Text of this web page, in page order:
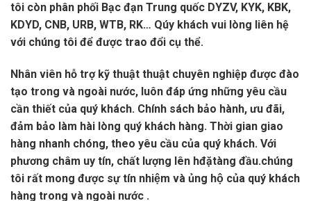
tôi còn phân phối Bạc đạn Trung quốc DYZV, KYK, KBK,
KDYD, CNB, URB, WTB, RK… Qúy khách vui lòng liên hệ
với chúng tôi để được trao đổi cụ thể.
Nhân viên hỗ trợ kỹ thuật thuật chuyên nghiệp được đào
tạo trong và ngoài nước, luôn đáp ứng những yêu cầu
cần thiết của quý khách. Chính sách bảo hành, ưu đãi,
đảm bảo làm hài lòng quý khách hàng. Thời gian giao
hàng nhanh chóng, theo yêu cầu của quý khách. Với
phương châm uy tín, chất lượng lên hđặtàng đầu.chúng
tôi rất mong được sự tín nhiệm và ủng hộ của quý khách
hàng trong và ngoài nước .